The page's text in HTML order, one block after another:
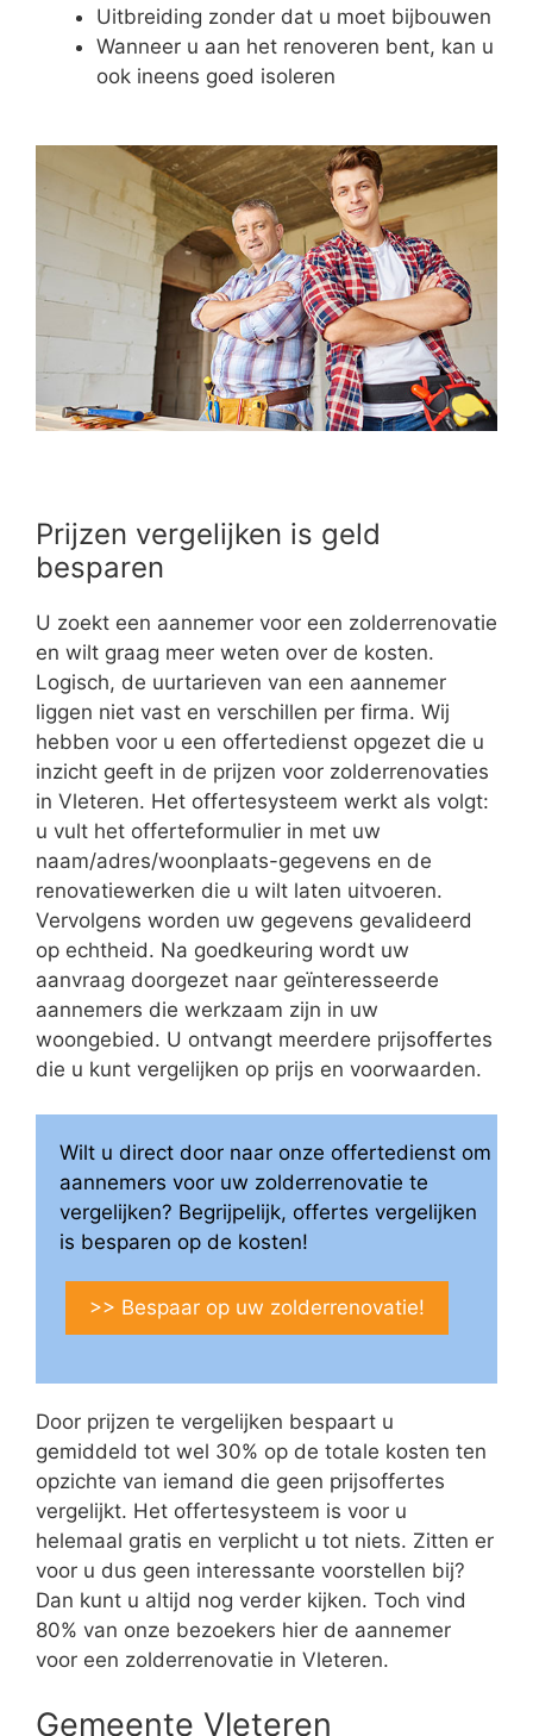
Uitbreiding zonder dat u moet bijbouwen
Wanneer u aan het renoveren bent, kan u
ook ineens goed isoleren
Prijzen vergelijken is geld
besparen
U zoekt een aannemer voor een zolderrenovatie
en wilt graag meer weten over de kosten.
Logisch, de uurtarieven van een aannemer
liggen niet vast en verschillen per firma. Wij
hebben voor u een offertedienst opgezet die u
inzicht geeft in de prijzen voor zolderrenovaties
in Vleteren. Het offertesysteem werkt als volgt:
u vult het offerteformulier in met uw
naam/adres/woonplaats-gegevens en de
renovatiewerken die u wilt laten uitvoeren.
Vervolgens worden uw gegevens gevalideerd
op echtheid. Na goedkeuring wordt uw
aanvraag doorgezet naar geïnteresseerde
aannemers die werkzaam zijn in uw
woongebied. U ontvangt meerdere prijsoffertes
die u kunt vergelijken op prijs en voorwaarden.
Wilt u direct door naar onze offertedienst om
aannemers voor uw zolderrenovatie te
vergelijken? Begrijpelijk, offertes vergelijken
is besparen op de kosten!
>> Bespaar op uw zolderrenovatie!
Door prijzen te vergelijken bespaart u
gemiddeld tot wel 30% op de totale kosten ten
opzichte van iemand die geen prijsoffertes
vergelijkt. Het offertesysteem is voor u
helemaal gratis en verplicht u tot niets. Zitten er
voor u dus geen interessante voorstellen bij?
Dan kunt u altijd nog verder kijken. Toch vind
80% van onze bezoekers hier de aannemer
voor een zolderrenovatie in Vleteren.
Gemeente Vleteren